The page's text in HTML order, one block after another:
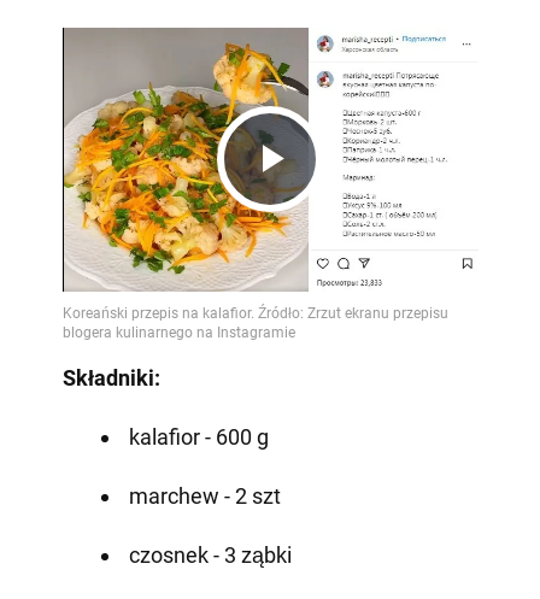
Play
Video
Składniki:
kalafior - 600 g
marchew - 2 szt
czosnek - 3 ząbki